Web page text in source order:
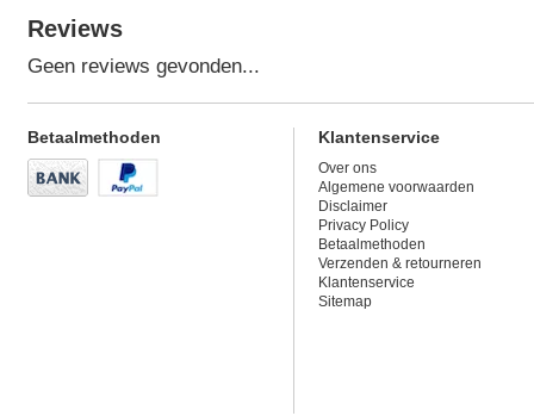
Reviews
Geen reviews gevonden...
Betaalmethoden Klantenservice
Over ons
Algemene voorwaarden
Disclaimer
Privacy Policy
Betaalmethoden
Verzenden & retourneren
Klantenservice
Sitemap